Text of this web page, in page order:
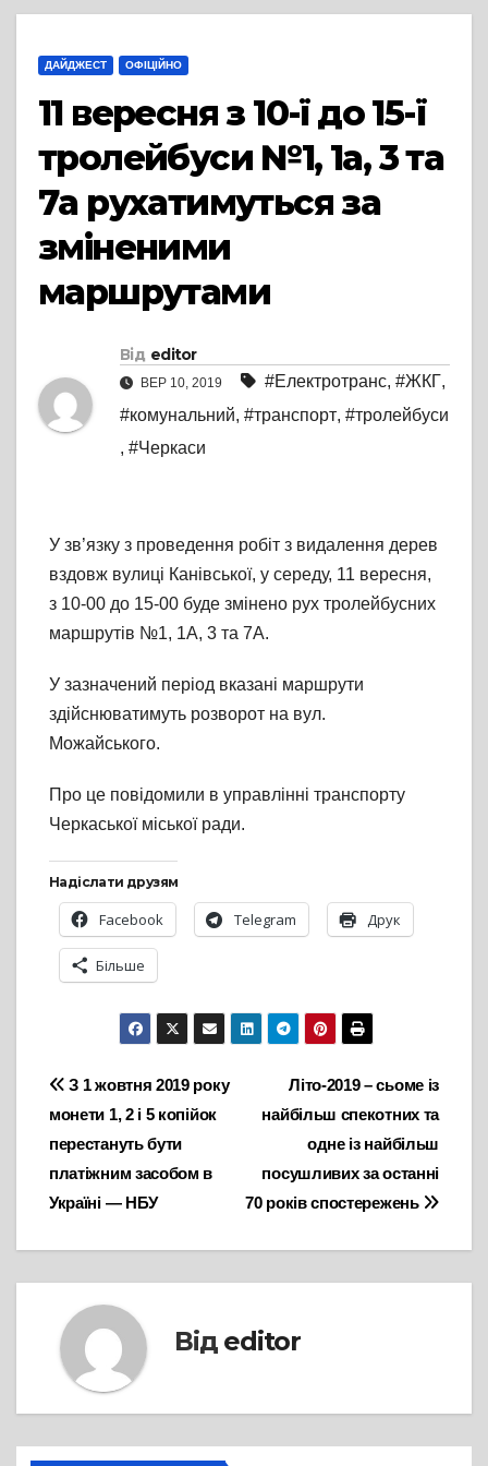
ДАЙДЖЕСТ ОФІЦІЙНО
11 вересня з 10-ї до 15-ї
тролейбуси №1, 1а, 3 та
7а рухатимуться за
зміненими
маршрутами
Від editor
ВЕР 10, 2019 #Електротранс, #ЖКГ,
#комунальний, #транспорт, #тролейбуси
, #Черкаси
У зв’язку з проведення робіт з видалення дерев
вздовж вулиці Канівської, у середу, 11 вересня,
з 10-00 до 15-00 буде змінено рух тролейбусних
маршрутів №1, 1А, 3 та 7А.
У зазначений період вказані маршрути
здійснюватимуть розворот на вул.
Можайського.
Про це повідомили в управлінні транспорту
Черкаської міської ради.
Надіслати друзям
Facebook Telegram Друк
Більше
Навігація
записів
Літо-2019 – сьоме із
найбільш спекотних та
одне із найбільш
посушливих за останні
70 років спостережень
З 1 жовтня 2019 року
монети 1, 2 і 5 копійок
перестануть бути
платіжним засобом в
Україні — НБУ
Від editor